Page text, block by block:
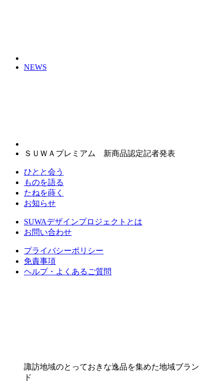
NEWS
ＳＵＷＡプレミアム 新商品認定記者発表
ひとと会う
ものを語る
たねを蒔く
お知らせ
SUWAデザインプロジェクトとは
お問い合わせ
プライバシーポリシー
免責事項
ヘルプ・よくあるご質問
諏訪地域のとっておきな逸品を集めた地域ブラン
ド